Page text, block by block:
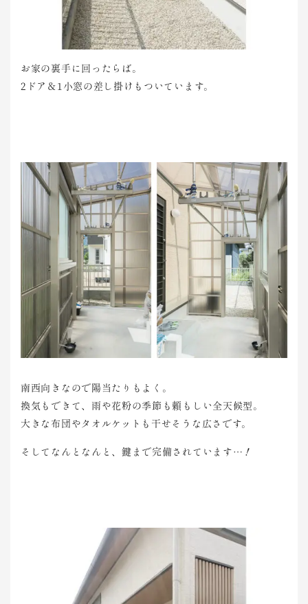
お家の裏手に回ったらば。
2ドア＆1小窓の差し掛けもついています。
南西向きなので陽当たりもよく。
換気もできて、雨や花粉の季節も頼もしい全天候型。
大きな布団やタオルケットも干せそうな広さです。
そしてなんとなんと、鍵まで完備されています…！